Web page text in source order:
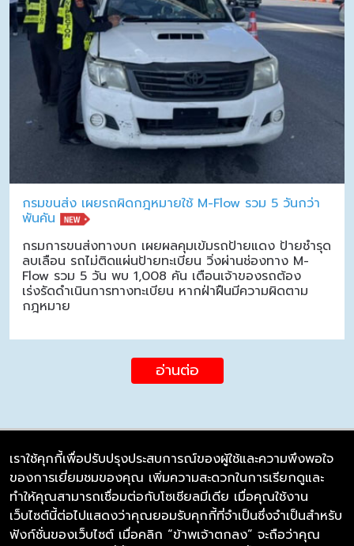
กรมขนส่ง เผยรถผิดกฎหมายใช้ M-Flow รวม 5 วันกว่า
พันคัน
กรมการขนส่งทางบก เผยผลคุมเข้มรถป้ายแดง ป้ายชำรุด
ลบเลือน รถไม่ติดแผ่นป้ายทะเบียน วิ่งผ่านช่องทาง M-
Flow รวม 5 วัน พบ 1,008 คัน เตือนเจ้าของรถต้อง
เร่งรัดดำเนินการทางทะเบียน หากฝ่าฝืนมีความผิดตาม
กฎหมาย
อ่านต่อ
บริษัท ซิมลิงค์ จำกัด
98/226 Bangrakyai-Baanmai Road,
Bangyai, Nonthaburi 11140
เราใช้คุกกี้เพื่อปรับปรุงประสบการณ์ของผู้ใช้และความพึงพอใจ
ของการเยี่ยมชมของคุณ เพิ่มความสะดวกในการเรียกดูและ
ทำให้คุณสามารถเชื่อมต่อกับโซเชียลมีเดีย เมื่อคุณใช้งาน
เว็บไซต์นี้ต่อไปแสดงว่าคุณยอมรับคุกกี้ที่จำเป็นซึ่งจำเป็นสำหรับ
ฟังก์ชั่นของเว็บไซต์ เมื่อคลิก “ข้าพเจ้าตกลง” จะถือว่าคุณ